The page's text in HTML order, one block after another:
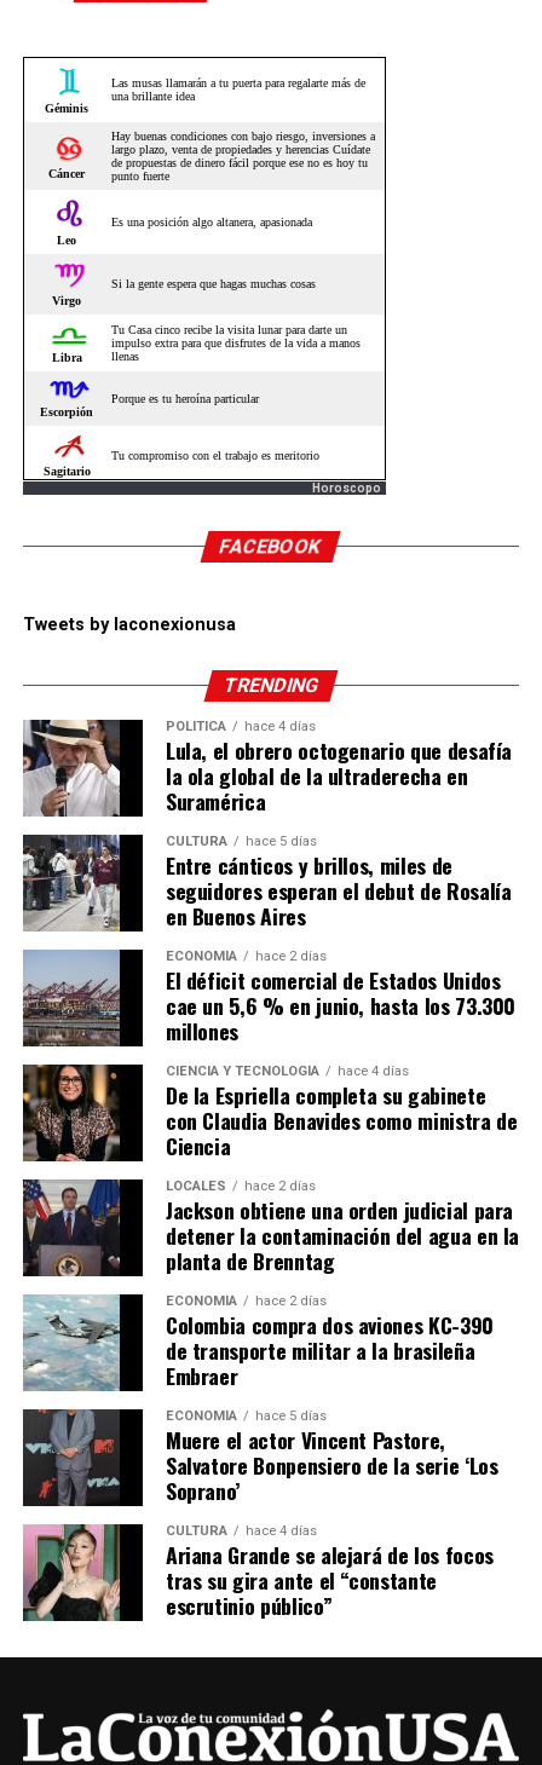
Horoscopo
FACEBOOK
Tweets by laconexionusa
TRENDING
POLÍTICA hace 4 días
Lula, el obrero octogenario que desafía
la ola global de la ultraderecha en
Suramérica
CULTURA hace 5 días
Entre cánticos y brillos, miles de
seguidores esperan el debut de Rosalía
en Buenos Aires
ECONOMÍA hace 2 días
El déficit comercial de Estados Unidos
cae un 5,6 % en junio, hasta los 73.300
millones
CIENCIA Y TECNOLOGÍA hace 4 días
De la Espriella completa su gabinete
con Claudia Benavides como ministra de
Ciencia
LOCALES hace 2 días
Jackson obtiene una orden judicial para
detener la contaminación del agua en la
planta de Brenntag
ECONOMÍA hace 2 días
Colombia compra dos aviones KC-390
de transporte militar a la brasileña
Embraer
ECONOMÍA hace 5 días
Muere el actor Vincent Pastore,
Salvatore Bonpensiero de la serie ‘Los
Soprano’
CULTURA hace 4 días
Ariana Grande se alejará de los focos
tras su gira ante el “constante
escrutinio público”